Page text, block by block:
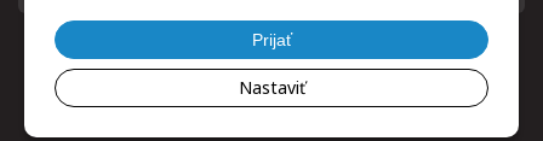
Prijať
Nastaviť
© 2026 ProfiPneuServis!